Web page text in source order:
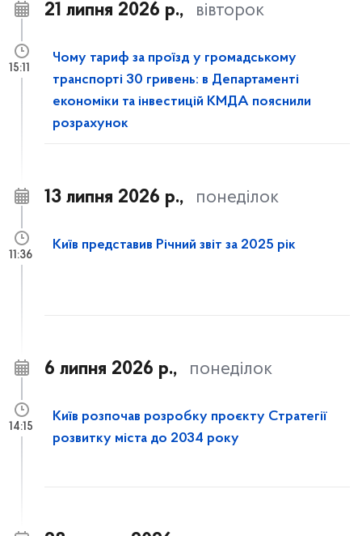
21 липня 2026 р., вівторок
Чому тариф за проїзд у громадському
транспорті 30 гривень: в Департаменті
економіки та інвестицій КМДА пояснили
розрахунок
15:11
13 липня 2026 р., понеділок
Київ представив Річний звіт за 2025 рік
11:36
6 липня 2026 р., понеділок
Київ розпочав розробку проєкту Стратегії
розвитку міста до 2034 року
14:15